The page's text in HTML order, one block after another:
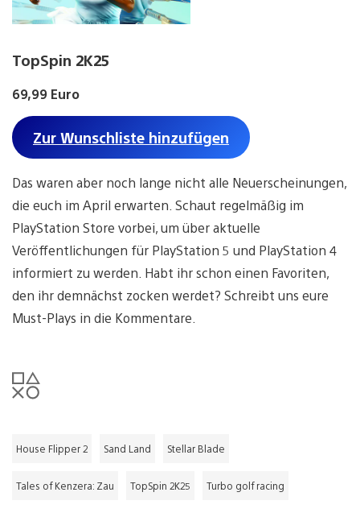
TopSpin 2K25
69,99 Euro
Zur Wunschliste hinzufügen
Das waren aber noch lange nicht alle Neuerscheinungen,
die euch im April erwarten. Schaut regelmäßig im
PlayStation Store vorbei, um über aktuelle
Veröffentlichungen für PlayStation 5 und PlayStation 4
informiert zu werden. Habt ihr schon einen Favoriten,
den ihr demnächst zocken werdet? Schreibt uns eure
Must-Plays in die Kommentare.
House Flipper 2 Sand Land Stellar Blade
Tales of Kenzera: Zau TopSpin 2K25 Turbo golf racing